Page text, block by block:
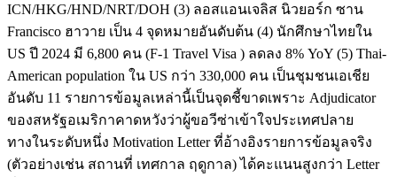
ICN/HKG/HND/NRT/DOH (3) ลอสแอนเจลิส นิวยอร์ก ซาน
Francisco ฮาวาย เป็น 4 จุดหมายอันดับต้น (4) นักศึกษาไทยใน
US ปี 2024 มี 6,800 คน (F-1 Travel Visa ) ลดลง 8% YoY (5) Thai-
American population ใน US กว่า 330,000 คน เป็นชุมชนเอเชีย
อันดับ 11 รายการข้อมูลเหล่านี้เป็นจุดชี้ขาดเพราะ Adjudicator
ของสหรัฐอเมริกาคาดหวังว่าผู้ขอวีซ่าเข้าใจประเทศปลาย
ทางในระดับหนึ่ง Motivation Letter ที่อ้างอิงรายการข้อมูลจริง
(ตัวอย่างเช่น สถานที่ เทศกาล ฤดูกาล) ได้คะแนนสูงกว่า Letter